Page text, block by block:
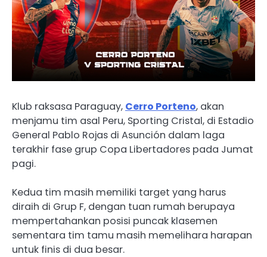
Klub raksasa Paraguay, Cerro Porteno, akan
menjamu tim asal Peru, Sporting Cristal, di Estadio
General Pablo Rojas di Asunción dalam laga
terakhir fase grup Copa Libertadores pada Jumat
pagi.
Kedua tim masih memiliki target yang harus
diraih di Grup F, dengan tuan rumah berupaya
mempertahankan posisi puncak klasemen
sementara tim tamu masih memelihara harapan
untuk finis di dua besar.